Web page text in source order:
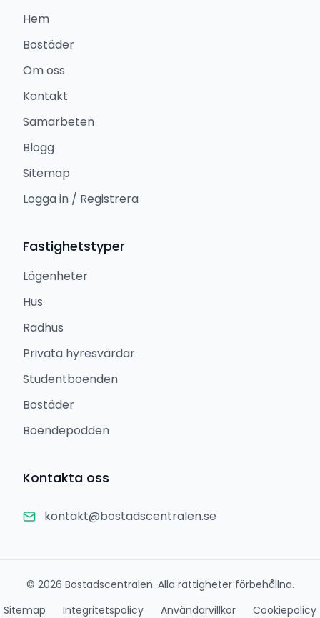
Hem
Bostäder
Om oss
Kontakt
Samarbeten
Blogg
Sitemap
Logga in / Registrera
Fastighetstyper
Lägenheter
Hus
Radhus
Privata hyresvärdar
Studentboenden
Bostäder
Boendepodden
Kontakta oss
kontakt@bostadscentralen.se
© 2026 Bostadscentralen. Alla rättigheter förbehållna.
Sitemap
Integritetspolicy Användarvillkor Cookiepolicy